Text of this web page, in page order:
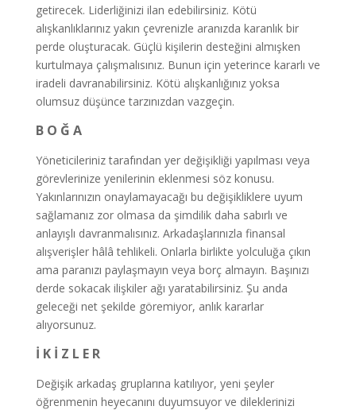
getirecek. Liderliğinizi ilan edebilirsiniz. Kötü
alışkanlıklarınız yakın çevrenizle aranızda karanlık bir
perde oluşturacak. Güçlü kişilerin desteğini almışken
kurtulmaya çalışmalısınız. Bunun için yeterince kararlı ve
iradeli davranabilirsiniz. Kötü alışkanlığınız yoksa
olumsuz düşünce tarzınızdan vazgeçin.
B O Ğ A
Yöneticileriniz tarafından yer değişikliği yapılması veya
görevlerinize yenilerinin eklenmesi söz konusu.
Yakınlarınızın onaylamayacağı bu değişikliklere uyum
sağlamanız zor olmasa da şimdilik daha sabırlı ve
anlayışlı davranmalısınız. Arkadaşlarınızla finansal
alışverişler hâlâ tehlikeli. Onlarla birlikte yolculuğa çıkın
ama paranızı paylaşmayın veya borç almayın. Başınızı
derde sokacak ilişkiler ağı yaratabilirsiniz. Şu anda
geleceği net şekilde göremiyor, anlık kararlar
alıyorsunuz.
İ K İ Z L E R
Değişik arkadaş gruplarına katılıyor, yeni şeyler
öğrenmenin heyecanını duyumsuyor ve dileklerinizi